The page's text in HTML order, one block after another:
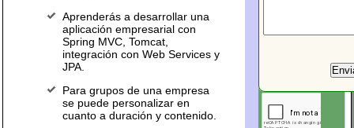
Aprenderás a desarrollar una
aplicación empresarial con
Spring MVC, Tomcat,
integración con Web Services y
JPA.
Para grupos de una empresa
se puede personalizar en
cuanto a duración y contenido.